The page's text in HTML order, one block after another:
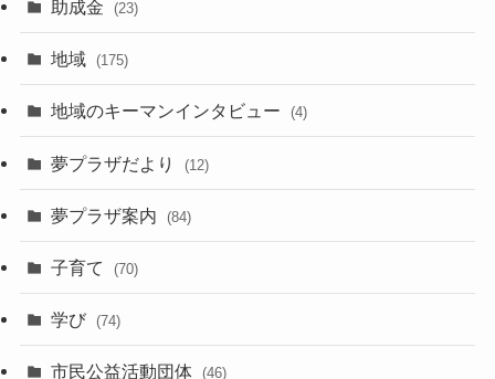
助成金 (23)
地域 (175)
地域のキーマンインタビュー (4)
夢プラザだより (12)
夢プラザ案内 (84)
子育て (70)
学び (74)
市民公益活動団体 (46)